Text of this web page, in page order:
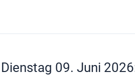
09. Juni